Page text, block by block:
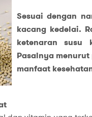
Sesuai dengan
kacang kedelai.
ketenaran susu
Pasalnya
manfaat